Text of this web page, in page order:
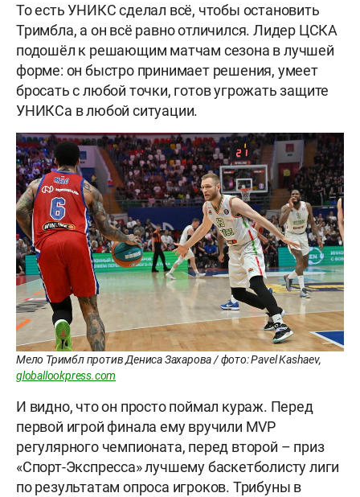
То есть УНИКС сделал всё, чтобы остановить
Тримбла, а он всё равно отличился. Лидер ЦСКА
подошёл к решающим матчам сезона в лучшей
форме: он быстро принимает решения, умеет
бросать с любой точки, готов угрожать защите
УНИКСа в любой ситуации.
Мело Тримбл против Дениса Захарова / фото: Pavel Kashaev,
globallookpress.com
И видно, что он просто поймал кураж. Перед
первой игрой финала ему вручили MVP
регулярного чемпионата, перед второй – приз
«Спорт-Экспресса» лучшему баскетболисту лиги
по результатам опроса игроков. Трибуны в